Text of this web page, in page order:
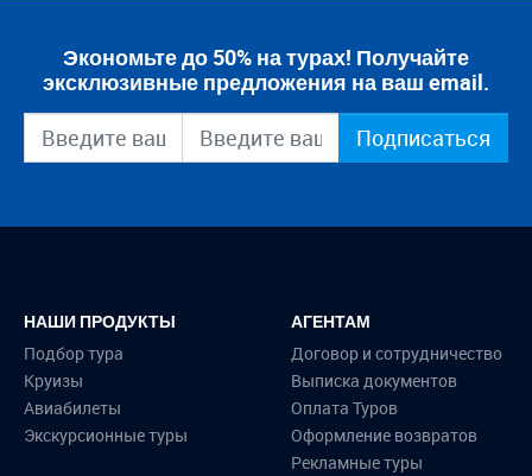
Экономьте до 50% на турах! Получайте
эксклюзивные предложения на ваш email.
Подписаться
НАШИ ПРОДУКТЫ
Подбор тура
Круизы
Авиабилеты
Экскурсионные туры
АГЕНТАМ
Договор и сотрудничество
Выписка документов
Оплата Туров
Оформление возвратов
Рекламные туры